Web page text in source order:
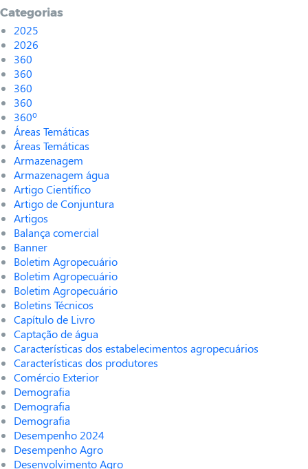
Categorias
2025
2026
360
360
360
360
360º
Áreas Temáticas
Áreas Temáticas
Armazenagem
Armazenagem água
Artigo Científico
Artigo de Conjuntura
Artigos
Balança comercial
Banner
Boletim Agropecuário
Boletim Agropecuário
Boletim Agropecuário
Boletins Técnicos
Capítulo de Livro
Captação de água
Características dos estabelecimentos agropecuários
Características dos produtores
Comércio Exterior
Demografia
Demografia
Demografia
Desempenho 2024
Desempenho Agro
Desenvolvimento Agro